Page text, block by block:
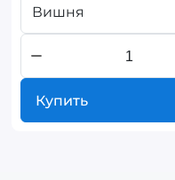
Вишня
Купить